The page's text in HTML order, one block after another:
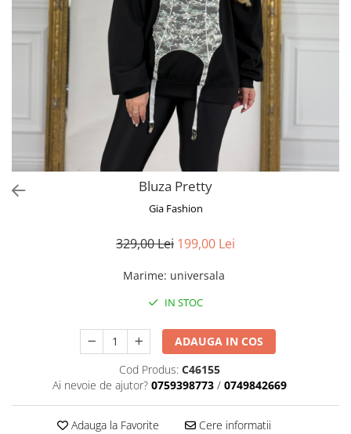
Pantaloni
Paltoane
Tricouri
Traditional
Bluza Pretty
Gia Fashion
329,00 Lei 199,00 Lei
Marime: universala
IN STOC
ADAUGA IN COS
Cod Produs: C46155
Ai nevoie de ajutor? 0759398773 / 0749842669
Adauga la Favorite Cere informatii